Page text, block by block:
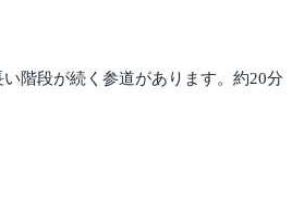
階段が続く参道があります。約20分